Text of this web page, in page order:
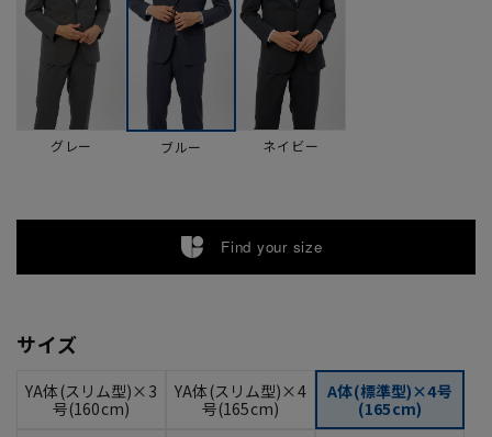
グレー ブルー ネイビー
Find your size
サイズ
YA体(スリム型)×3
号(160cm)
YA体(スリム型)×4
号(165cm)
A体(標準型)×4号
(165cm)